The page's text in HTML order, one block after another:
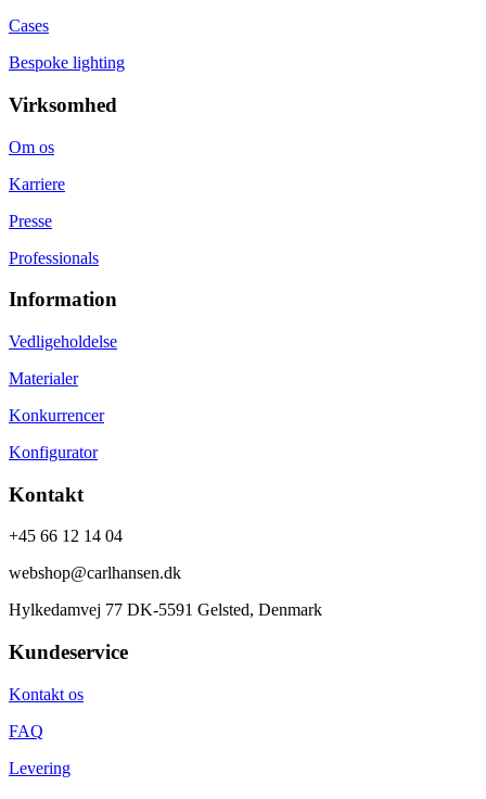
Cases
Bespoke lighting
Virksomhed
Om os
Karriere
Presse
Professionals
Information
Vedligeholdelse
Materialer
Konkurrencer
Konfigurator
Kontakt
+45 66 12 14 04
webshop@carlhansen.dk
Hylkedamvej 77 DK-5591 Gelsted, Denmark
Kundeservice
Kontakt os
FAQ
Levering